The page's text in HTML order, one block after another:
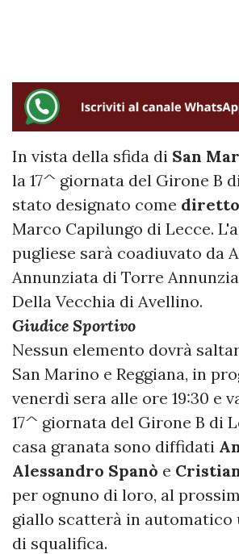
In vista della sfida di San
la 17^ giornata del Girone B
stato designato come
Marco Capilungo di Lecce.
pugliese sarà coadiuvato da
Annunziata di Torre
Della Vecchia di Avellino.
Giudice Sportivo
Nessun elemento dovrà
San Marino e Reggiana, in
venerdì sera alle ore 19:30 e
17^ giornata del Girone B di
casa granata sono diffidati
Alessandro Spanò e
per ognuno di loro, al
giallo scatterà in automatico
di squalifica.